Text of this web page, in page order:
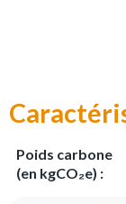
Poids carbone
(en kgCO₂e) :